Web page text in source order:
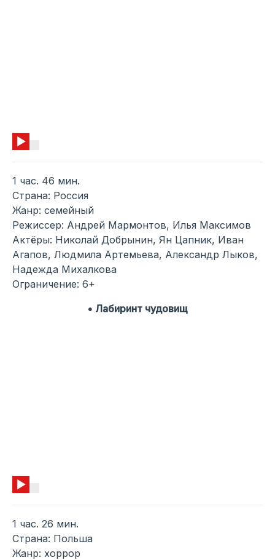
1 час. 46 мин.
Страна: Россия
Жанр: семейный
Режиссер: Андрей Мармонтов, Илья Максимов
Актёры: Николай Добрынин, Ян Цапник, Иван
Агапов, Людмила Артемьева, Александр Лыков,
Надежда Михалкова
Ограничение: 6+
• Лабиринт чудовищ
1 час. 26 мин.
Страна: Польша
Жанр: хоррор